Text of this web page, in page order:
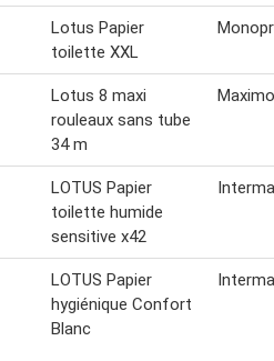
Lotus Papier
toilette XXL
Lotus 8 maxi
rouleaux sans tube
34 m
Maximo
LOTUS Papier
toilette humide
sensitive x42
LOTUS Papier
hygiénique Confort
Blanc